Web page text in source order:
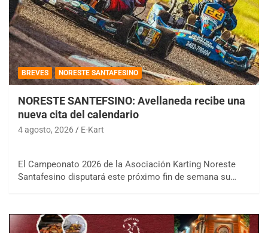
BREVES NORESTE SANTAFESINO
NORESTE SANTEFSINO: Avellaneda recibe una
nueva cita del calendario
4 agosto, 2026 E-Kart
El Campeonato 2026 de la Asociación Karting Noreste
Santafesino disputará este próximo fin de semana su…